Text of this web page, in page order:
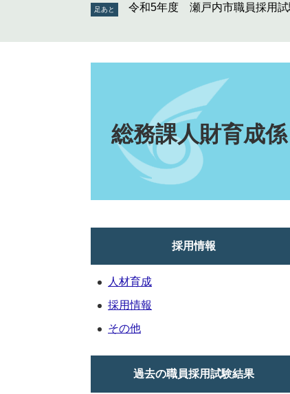
令和5年度 瀬戸内市職員採用
総務課人財育成係
採用情報
人材育成
採用情報
その他
過去の職員採用試験結果